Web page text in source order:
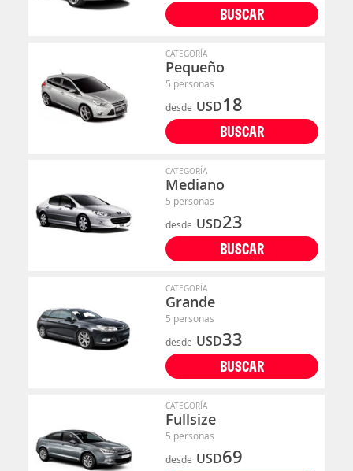
BUSCAR
CATEGORÍA
Pequeño
5 personas
desde USD18
BUSCAR
CATEGORÍA
Mediano
5 personas
desde USD23
BUSCAR
CATEGORÍA
Grande
5 personas
desde USD33
BUSCAR
CATEGORÍA
Fullsize
5 personas
desde USD69